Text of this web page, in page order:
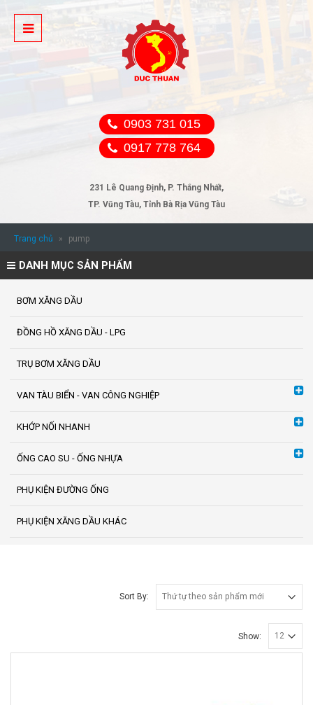
0903 731 015
0917 778 764
231 Lê Quang Định, P. Thắng Nhất,
TP. Vũng Tàu, Tỉnh Bà Rịa Vũng Tàu
Trang chủ » pump
DANH MỤC SẢN PHẨM
BƠM XĂNG DẦU
ĐỒNG HỒ XĂNG DẦU - LPG
TRỤ BƠM XĂNG DẦU
VAN TÀU BIỂN - VAN CÔNG NGHIỆP
KHỚP NỐI NHANH
ỐNG CAO SU - ỐNG NHỰA
PHỤ KIỆN ĐƯỜNG ỐNG
PHỤ KIỆN XĂNG DẦU KHÁC
Sort By:
Show: